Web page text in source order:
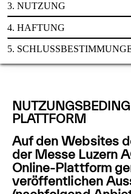
3. NUTZUNG
4. HAFTUNG
5.
PLATTFORM
Auf den Websites
der Messe Luzern
Online-Plattform
veröffentlichen